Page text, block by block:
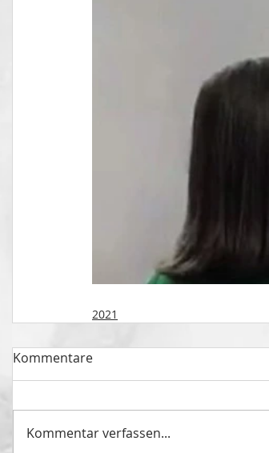
2021
Kommentare
Kommentar verfassen...